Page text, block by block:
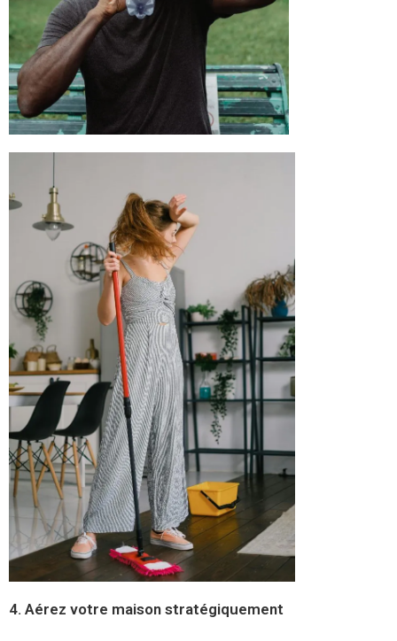
4. Aérez votre maison stratégiquement